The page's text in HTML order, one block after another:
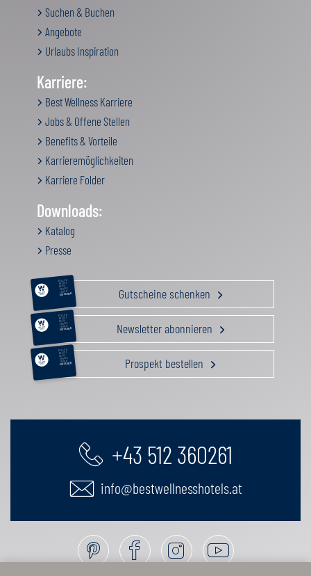
Suchen & Buchen
Angebote
Urlaubs Inspiration
Karriere:
Best Wellness Karriere
Jobs & Offene Stellen
Benefits & Vorteile
Karrieremöglichkeiten
Karriere Folder
Downloads:
Katalog
Presse
RELAX &
BEAUTY
AKTIV
GENUSS
FAMILIE
GUTSCHEIN Gutscheine schenken
RELAX &
BEAUTY
AKTIV
GENUSS
FAMILIE
GUTSCHEIN Newsletter abonnieren
RELAX &
BEAUTY
AKTIV
GENUSS
FAMILIE
GUTSCHEIN Prospekt bestellen
+43 512 360261
info@bestwellnesshotels.at